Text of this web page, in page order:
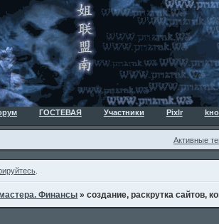
ГОСТЕВАЯ Участники Pixlr
Активные
.
Финансы »создание, раскрутка сайтов,